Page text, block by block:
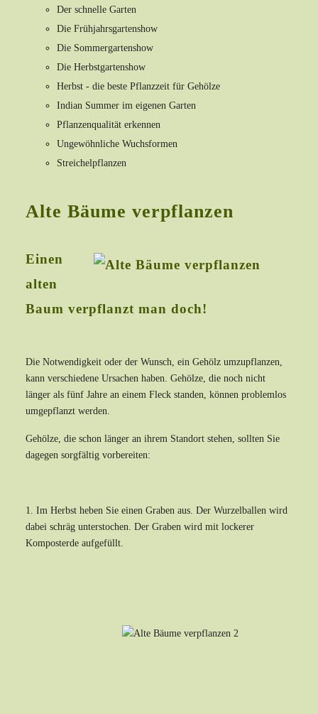
Der schnelle Garten
Die Frühjahrsgartenshow
Die Sommergartenshow
Die Herbstgartenshow
Herbst - die beste Pflanzzeit für Gehölze
Indian Summer im eigenen Garten
Pflanzenqualität erkennen
Ungewöhnliche Wuchsformen
Streichelpflanzen
Alte Bäume verpflanzen
Einen
alten
Baum verpflanzt man doch!
Die Notwendigkeit oder der Wunsch, ein Gehölz umzupflanzen,
kann verschiedene Ursachen haben. Gehölze, die noch nicht
länger als fünf Jahre an einem Fleck standen, können problemlos
umgepflanzt werden.
Gehölze, die schon länger an ihrem Standort stehen, sollten Sie
dagegen sorgfältig vorbereiten:
1. Im Herbst heben Sie einen Graben aus. Der Wurzelballen wird
dabei schräg unterstochen. Der Graben wird mit lockerer
Komposterde aufgefüllt.